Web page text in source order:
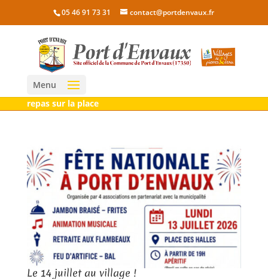
05 46 91 73 31 contact@portdenvaux.fr
Menu
repas sur la place
Le 14 juillet au village !